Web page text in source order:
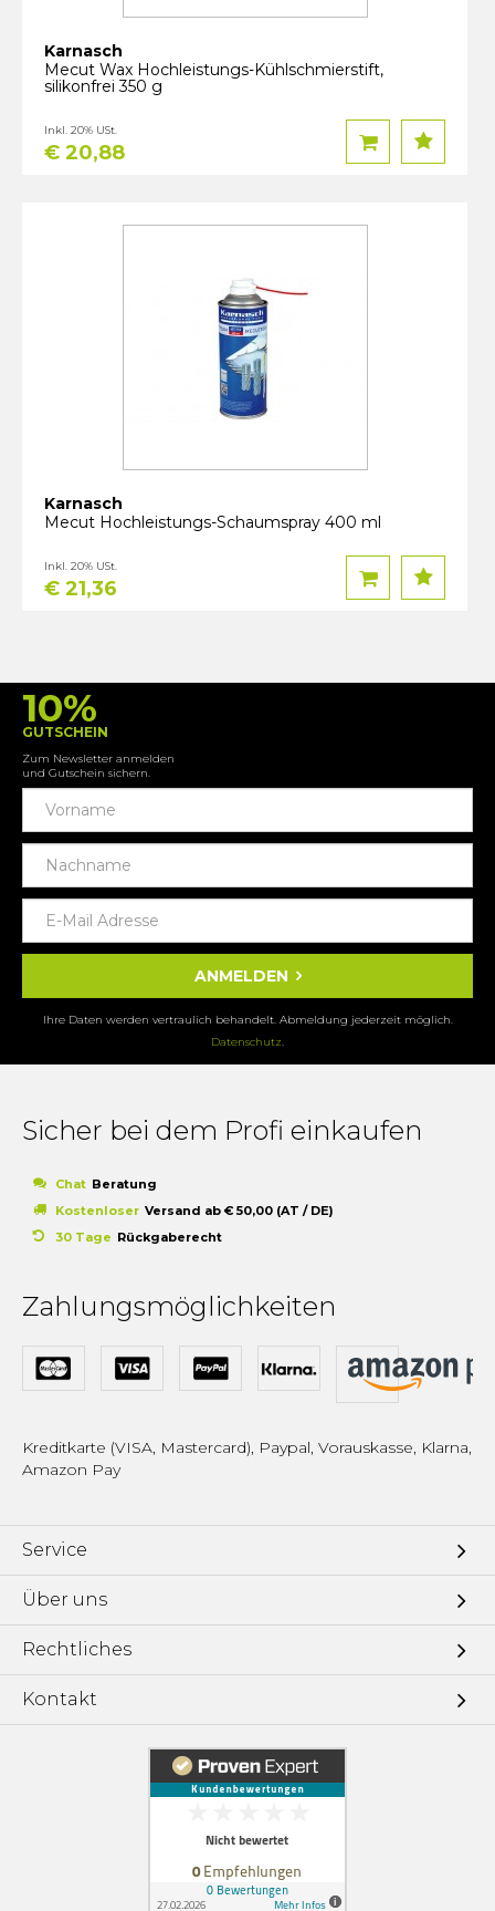
Karnasch
Mecut Wax Hochleistungs-Kühlschmierstift,
silikonfrei 350 g
€ 20,88
Inkl. 20% USt.
Karnasch
Mecut Hochleistungs-Schaumspray 400 ml
€ 21,36
Inkl. 20% USt.
10%
GUTSCHEIN
Zum Newsletter anmelden
und Gutschein sichern.
ANMELDEN
Ihre Daten werden vertraulich behandelt. Abmeldung jederzeit möglich.
Datenschutz.
Sicher bei dem Profi einkaufen
Chat Beratung
Kostenloser Versand ab € 50,00 (AT / DE)
30 Tage Rückgaberecht
Zahlungsmöglichkeiten
Kreditkarte (VISA, Mastercard), Paypal, Vorauskasse, Klarna,
Amazon Pay
Service
Über uns
Rechtliches
Kontakt